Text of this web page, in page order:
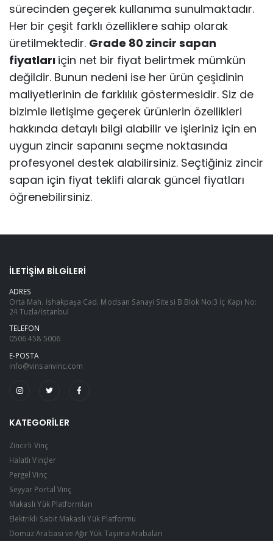
sürecinden geçerek kullanıma sunulmaktadır.
Her bir çeşit farklı özelliklere sahip olarak
üretilmektedir. Grade 80 zincir sapan
fiyatları için net bir fiyat belirtmek mümkün
değildir. Bunun nedeni ise her ürün çeşidinin
maliyetlerinin de farklılık göstermesidir. Siz de
bizimle iletişime geçerek ürünlerin özellikleri
hakkında detaylı bilgi alabilir ve işleriniz için en
uygun zincir sapanını seçme noktasında
profesyonel destek alabilirsiniz. Seçtiğiniz zincir
sapan için fiyat teklifi alarak güncel fiyatları
öğrenebilirsiniz.
İLETIŞIM BILGILERI
ADRES
Orta Mah. İshakpaşa Cad. Modsan Sanayi Sitesi B Blok No:3 İç Kapı No:
24 Tuzla/İstanbul
TELEFON
0506 458 5006
E-POSTA
info@vinsanvinc.com
KATEGORILER
Zincirli Vinç
Halatlı Vinçler
Pergel Vinç
Seyyar Portal Vinç
Makaslı Yük Platformları
Elektrikli Sabit Makaslı Yük Platformu
Domuz Arabası ve Ağır Yük Taşıma Arabaları